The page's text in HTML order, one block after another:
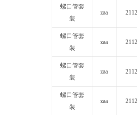
螺口管套
装
zaa
螺口管套
装
zaa
螺口管套
装
zaa
螺口管套
装
zaa